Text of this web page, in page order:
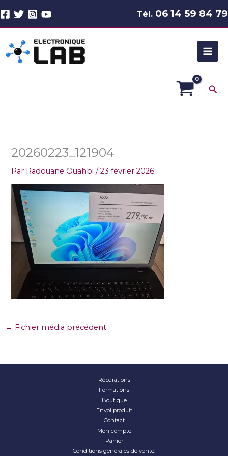
au
Tél. 06 14 59 84 79
20260223_121904
Par Radouane Ouahbi/23 février 2026
← Fichier média précédent
Réparations
Formations
Boutique
Envoi produit
Contact
Mon compte
Panier
Conditions générales de vente.